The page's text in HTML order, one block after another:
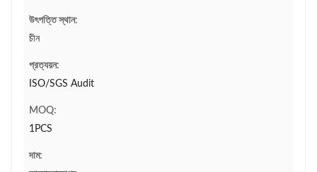
উৎপত্তি স্থান:
চীন
প্রত্যয়ন:
ISO/SGS Audit
MOQ:
1PCS
দাম: